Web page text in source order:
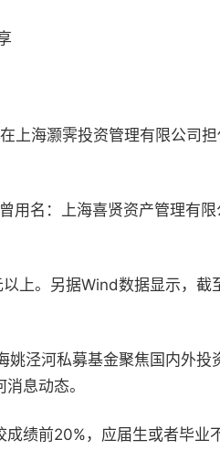
海灏霁投资管理有限公司
名：上海喜贤资产管理有
上。另据Wind数据显示，
泾河私募基金聚焦国内外
息动态。
绩前20%，应届生或者毕业